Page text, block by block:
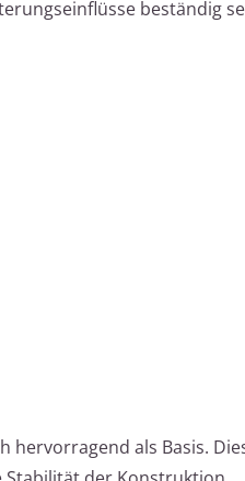
beständig
hervorragend als Basis.